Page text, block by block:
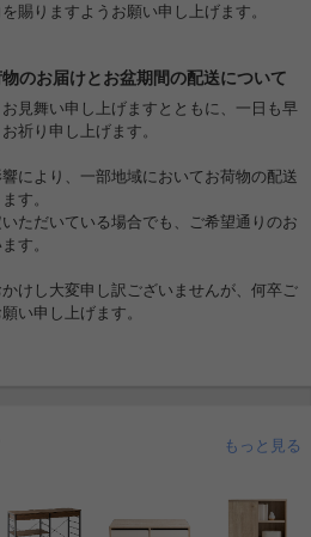
賜りますようお願い申し上げます。
のお届けとお盆期間の配送について
見舞い申し上げますとともに、一日も早
祈り申し上げます。
により、一部地域においてお荷物の配送
す。
ただいている場合でも、ご希望通りのお
す。
けし大変申し訳ございませんが、何卒ご
い申し上げます。
もっと見る